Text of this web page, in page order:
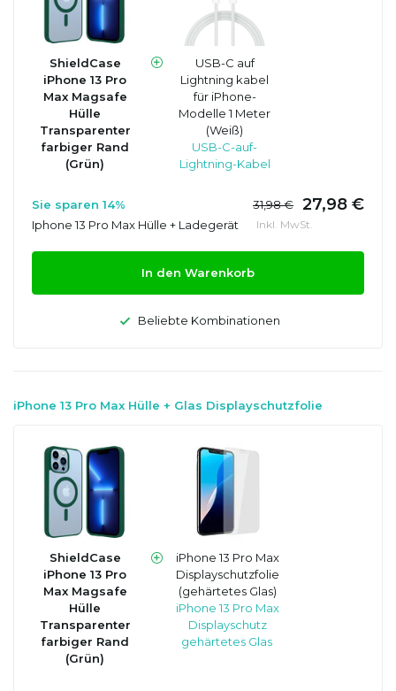
ShieldCase
iPhone 13 Pro
Max Magsafe
Hülle
Transparenter
farbiger Rand
(Grün)
USB-C auf
Lightning kabel
für iPhone-
Modelle 1 Meter
(Weiß)
USB-C-auf-
Lightning-Kabel
Sie sparen 14% 31,98 € 27,98 €
Iphone 13 Pro Max Hülle + Ladegerät Inkl. MwSt.
In den Warenkorb
Beliebte Kombinationen
iPhone 13 Pro Max Hülle + Glas Displayschutzfolie
ShieldCase
iPhone 13 Pro
Max Magsafe
Hülle
Transparenter
farbiger Rand
(Grün)
iPhone 13 Pro Max
Displayschutzfolie
(gehärtetes Glas)
iPhone 13 Pro Max
Displayschutz
gehärtetes Glas